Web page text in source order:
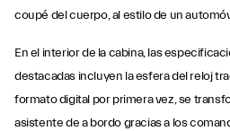
coupé del cuerpo, al estilo de un
En el interior de la cabina, las
destacadas incluyen la esfera del reloj
formato digital por primera vez, se
asistente de a bordo gracias a los